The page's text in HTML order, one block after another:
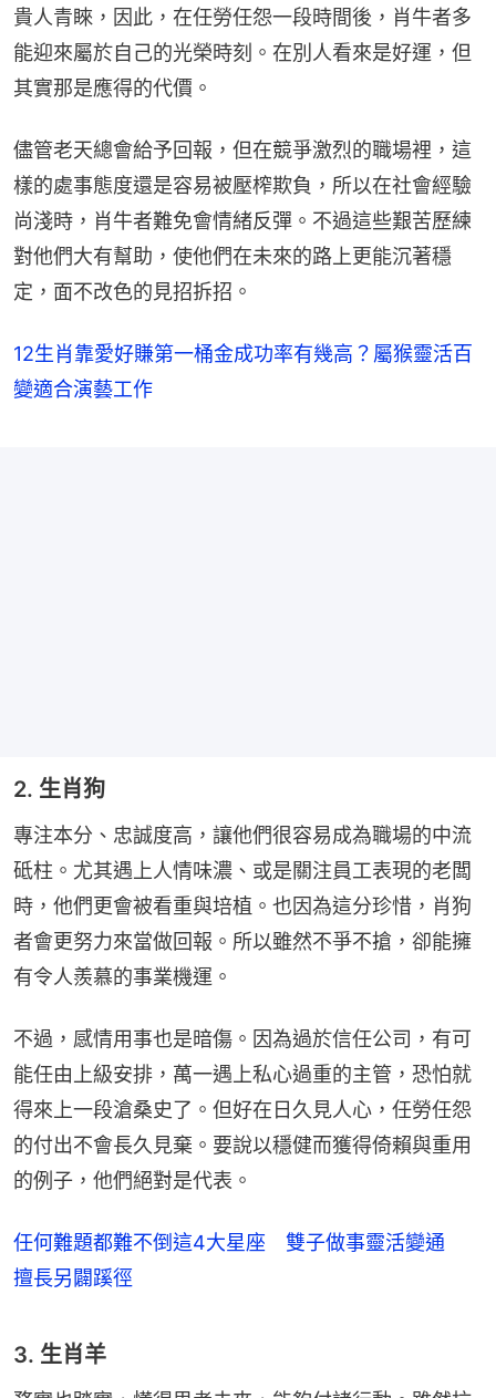
貴人青睞，因此，在任勞任怨一段時間後，肖牛者多
能迎來屬於自己的光榮時刻。在別人看來是好運，但
其實那是應得的代價。
儘管老天總會給予回報，但在競爭激烈的職場裡，這
樣的處事態度還是容易被壓榨欺負，所以在社會經驗
尚淺時，肖牛者難免會情緒反彈。不過這些艱苦歷練
對他們大有幫助，使他們在未來的路上更能沉著穩
定，面不改色的見招拆招。
12生肖靠愛好賺第一桶金成功率有幾高？屬猴靈活百
變適合演藝工作
2. 生肖狗
專注本分、忠誠度高，讓他們很容易成為職場的中流
砥柱。尤其遇上人情味濃、或是關注員工表現的老闆
時，他們更會被看重與培植。也因為這分珍惜，肖狗
者會更努力來當做回報。所以雖然不爭不搶，卻能擁
有令人羨慕的事業機運。
不過，感情用事也是暗傷。因為過於信任公司，有可
能任由上級安排，萬一遇上私心過重的主管，恐怕就
得來上一段滄桑史了。但好在日久見人心，任勞任怨
的付出不會長久見棄。要說以穩健而獲得倚賴與重用
的例子，他們絕對是代表。
任何難題都難不倒這4大星座 雙子做事靈活變通
擅長另闢蹊徑
3. 生肖羊